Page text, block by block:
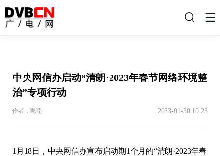
搜
中央网信办启动“清朗·2023年春节网络环境整
治”专项行动
作者：呢喃 2023-01-30 10:23
1月18日，中央网信办宣布启动期1个月的“清朗·2023年春